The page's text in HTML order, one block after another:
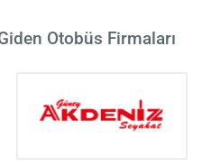
Otobüs Firmaları